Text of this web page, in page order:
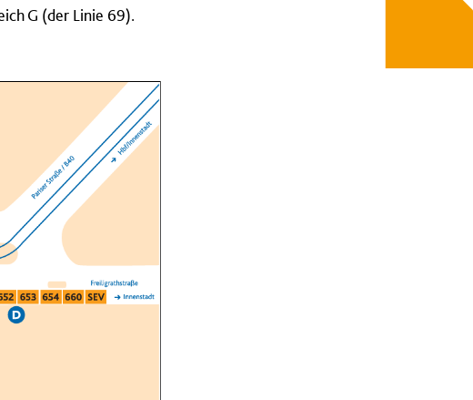
G (der Linie 69).